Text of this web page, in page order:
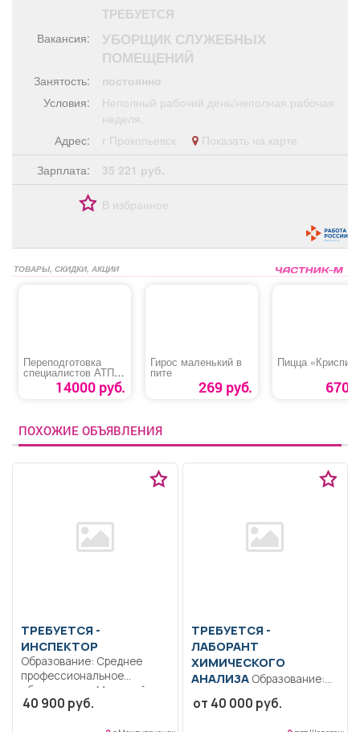
Обучение
Поздравления Погода
ТРЕБУЕТСЯ
Вакансия:
УБОРЩИК СЛУЖЕБНЫХ
ПОМЕЩЕНИЙ
Занятость:
постоянно
Условия:
Неполный рабочий день/неполная рабочая
неделя.
Адрес:
г Прокопьевск
Показать на карте
Зарплата:
35 221 руб.
В избранное
ТОВАРЫ, СКИДКИ, АКЦИИ
Переподготовка
специалистов АТП
«Специалист,
ответственный за
дорожного
движения»
14000 руб.
Гирос маленький в
пите
269 руб.
Пицца «Криспи»
670
ПОХОЖИЕ ОБЪЯВЛЕНИЯ
ТРЕБУЕТСЯ -
ИНСПЕКТОР
Образование: Среднее
профессиональное
образование.. Младший
оперуполномоченный
40 900 руб.
ТРЕБУЕТСЯ -
ЛАБОРАНТ
ХИМИЧЕСКОГО
АНАЛИЗАОбразование:
профессиональное..
от 40 000 руб.